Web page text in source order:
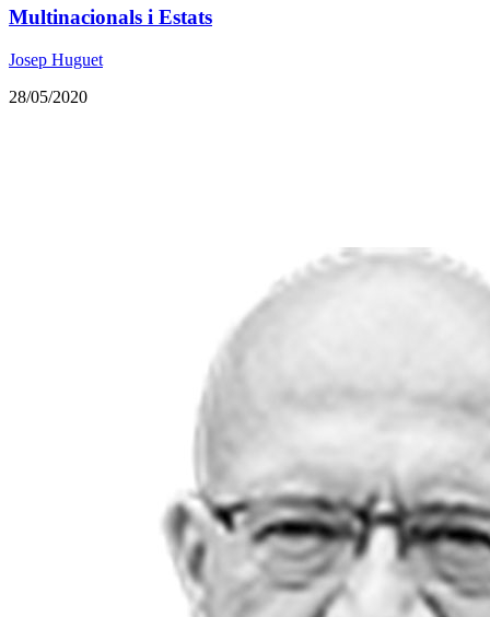
Multinacionals i Estats
Josep Huguet
28/05/2020